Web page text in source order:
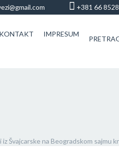
+381 66
KONTAKT IMPRESUM
iz Švajcarske na Beogradskom sajmu